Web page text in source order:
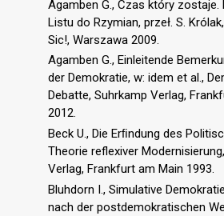
Agamben G., Czas który
Listu do Rzymian, przeł. S.
Sic!, Warszawa 2009.
Agamben G., Einleitende
der Demokratie, w: idem et al.,
Debatte, Suhrkamp Verlag,
2012.
Beck U., Die Erﬁndung des
Theorie reflexiver
Verlag, Frankfurt am Main 1993.
Bluhdorn I., Simulative
nach der postdemokratischen